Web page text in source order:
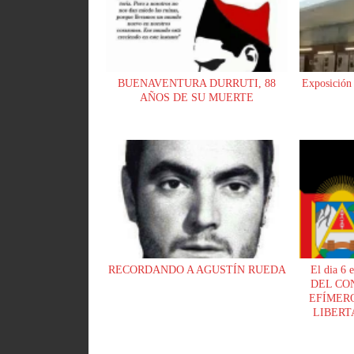
BUENAVENTURA DURRUTI, 88
AÑOS DE SU MUERTE
Exposición
RECORDANDO A AGUSTÍN RUEDA
El dia 6
DEL